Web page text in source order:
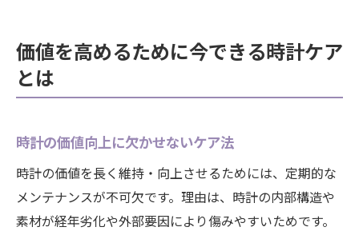
価値を高めるために今できる時計ケア
とは
時計の価値向上に欠かせないケア法
時計の価値を長く維持・向上させるためには、定期的な
メンテナンスが不可欠です。理由は、時計の内部構造や
素材が経年劣化や外部要因により傷みやすいためです。